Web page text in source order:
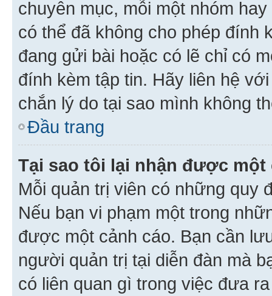
chuyên mục, mỗi một nhóm
có thể đã không cho phép đính
đang gửi bài hoặc có lẽ chỉ có
đính kèm tập tin. Hãy liên hệ
chắn lý do tại sao mình không
Đầu trang
Tại sao tôi lại nhận được một
Mỗi quản trị viên có những quy
Nếu bạn vi phạm một trong
được một cảnh cáo. Bạn cần
người quản trị tại diễn đàn mà
có liên quan gì trong việc đưa